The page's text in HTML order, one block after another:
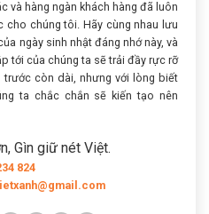
và hàng ngàn khách hàng đã luôn
cho chúng tôi. Hãy cùng nhau lưu
ngày sinh nhật đáng nhớ này, và
tới của chúng ta sẽ trải đầy rực rỡ
trước còn dài, nhưng với lòng biết
ta chắc chắn sẽ kiến tạo nên
Gìn giữ nét Việt.
824